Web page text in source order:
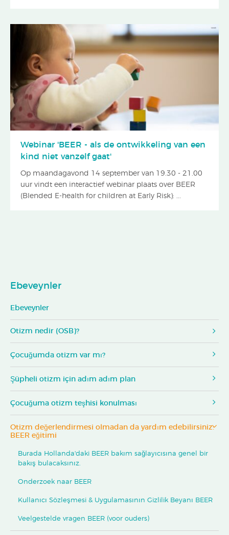
Webinar 'BEER - als de ontwikkeling van een
kind niet vanzelf gaat'
Op maandagavond 14 september van 19.30 - 21.00
uur vindt een interactief webinar plaats over BEER
(Blended E-health for children at Early Risk): ...
Ebeveynler
Ebeveynler
Otizm nedir (OSB)?
Çocuğumda otizm var mı?
Şüpheli otizm için adım adım plan
Çocuğuma otizm teşhisi konulması
Otizm değerlendirmesi olmadan da yardım edebilirsiniz:
BEER eğitimi
Burada Hollanda'daki BEER bakım sağlayıcısına genel bir
bakış bulacaksınız.
Onderzoek naar BEER
Kullanıcı Sözleşmesi & Uygulamasının Gizlilik Beyanı BEER
Veelgestelde vragen BEER (voor ouders)